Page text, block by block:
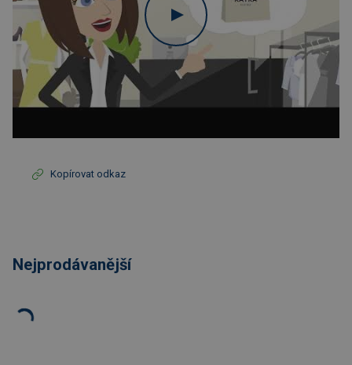
Kopírovat odkaz
Nejprodávanější